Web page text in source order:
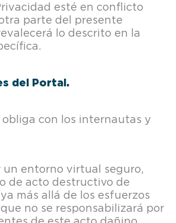
esté en conflicto
parte del presente
lo descrito en la
del Portal.
obliga con los internautas y
un entorno virtual seguro,
de acto destructivo de
más allá de los esfuerzos
no se responsabilizará por